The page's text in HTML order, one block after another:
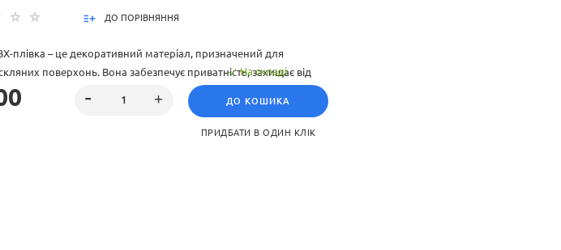
ДО ПОРІВНЯННЯ
плівка – це декоративний матеріал, призначений для
поверхонь. Вона забезпечує приватність, захищає від
випромінювання та додає естетичної привабливості
Легко наноситься на будь-яке скло, перетворюючи його
поверхню та обмежуючи видимість через скло.
На складі
ДО КОШИКА
ПРИДБАТИ В ОДИН КЛІК